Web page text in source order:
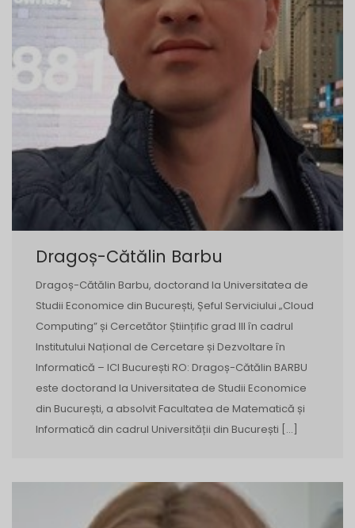
Dragoș-Cătălin Barbu
Dragoș-Cătălin Barbu, doctorand la Universitatea de
Studii Economice din București, Șeful Serviciului „Cloud
Computing” și Cercetător Științific grad III în cadrul
Institutului Național de Cercetare și Dezvoltare în
Informatică – ICI București RO: Dragoș-Cătălin BARBU
este doctorand la Universitatea de Studii Economice
din București, a absolvit Facultatea de Matematică și
Informatică din cadrul Universității din București […]